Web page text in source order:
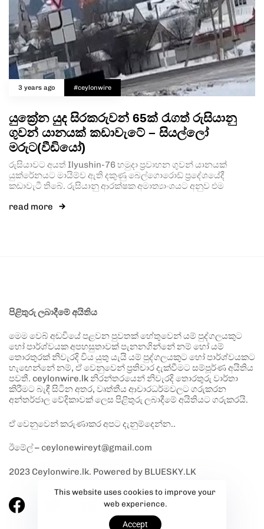
3 years ago #ceylonwire
යුක්‍රේන යුද සිරකරුවන් 65ක් රැගත් රුසියානු
ගුවන් යානයක් කඩාවැටේ – සියල්ලෝ
මරුට(වීඩියෝ)
රුසියාවට අයත් Ilyushin-76 හමුදා ප්‍රවාහන ගුවන් යානයක්
යුක්රේනයට මායිම්ව ඇති දකුණු බෙල්ගොරොඩ් ප්‍රදේශයේදී
කඩාවැටී තිබේ. රුසියානු ආරක්ෂක අමාත්‍යාංශයට අනුව එම
read more
පිළිතුරු ලබාදීමේ අයිතිය
මෙම වෙබ් අඩවියේ පළවන පුවතක් හේතුවෙන් යම් පුද්ගලයකුට
හෝ පාර්ශ්වයක අපහසුතාවක් පැනනගින්නේ නම් හෝ යම්
තොරතුරක් නිවැරදි විය යුතු යැයි යම් පුද්ගලයකුට හෝ පාර්ශ්වයකට
හැඟෙන්නේ නම්, ඒ වෙනුවෙන් ප්‍රතිචාර දැක්වීමට සම්පූර්ණ අයිතිය
පවතී. ceylonwire.lk නිරන්තරයෙන් නිවැරදි තොරතුරු වාර්තා
කිරීමට බැඳී සිටින අතර, වෘත්තීය ආචාරධර්මවලට ගරුකරන
අන්තර්ජාල වේදිකාවක් ලෙස පිළිතුරු ලබාදීමේ අයිතියට ගරුකරයි.
ඒ වෙනුවෙන් කරුණාකර අපට දැනුම්දෙන්න..
ඊමේල් – ceylonewireyt@gmail.com
2023 Ceylonwire.lk. Powered by BLUESKY.LK
This website uses cookies to improve your
web experience.
Accept